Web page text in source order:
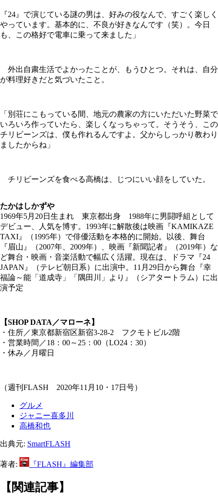
『24』で演じている謎の男は、好みの役なんで、すごく楽しく
やっています。基本的に、不良が好きなんです（笑）。今日
も、この格好で電車に乗って来ました」
外出自粛生活でよかったことが、もうひとつ。それは、自分
が料理好きだと気づいたこと。
「別荘にこもっている間、地元の農家の方にいただいた野菜で
いろいろ作っていたら、楽しくなっちゃって。そうそう、この
チリビーンズは、僕も作れるんですよ。父からしっかり教わり
ましたからね」
チリビーンズを食べる高橋は、じつにいい顔をしていた。
たかはしかずや
1969年5月20日生まれ 東京都出身 1988年に男闘呼組として
デビュー、人気を博す。1993年に解散後は映画『KAMIKAZE
TAXI』（1995年）で俳優活動を本格的に開始。以後、舞台
『眉山』（2007年、2009年）、映画『新聞記者』（2019年）な
ど舞台・映画・音楽活動で幅広く活躍。現在は、ドラマ『24
JAPAN』（テレビ朝日系）に出演中。11月29日から舞台『幸
福論～能「道成寺」「隅田川」より』（シアタートラム）に出
演予定
【SHOP DATA／マローネ】
・住所／東京都新宿区新宿3-28-2 フクモトビル2階
・営業時間／18：00～25：00（LO24：30）
・休み／月曜日
（週刊FLASH 2020年11月10・17日号）
グルメ
ジャニー喜多川
高橋和也
出典元: SmartFLASH
著者: 『FLASH』編集部
【関連記事】